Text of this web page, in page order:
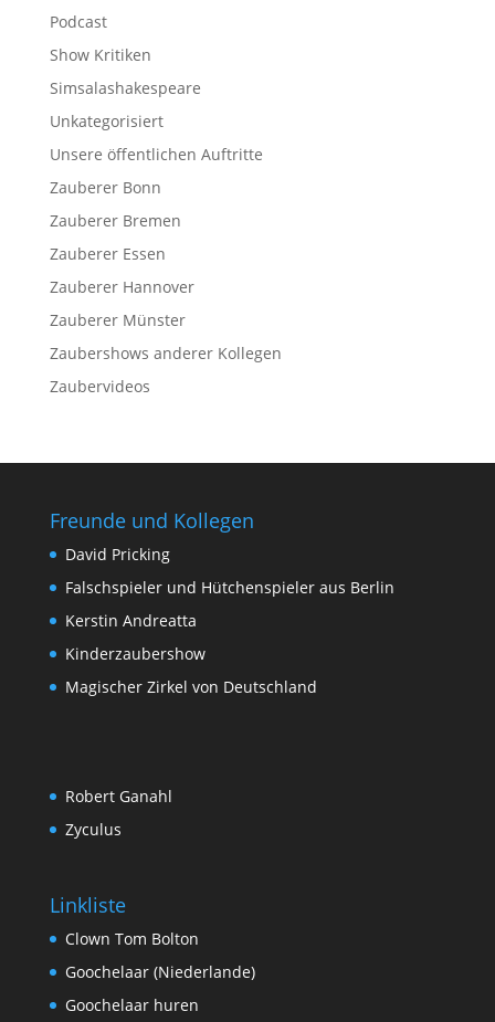
Podcast
Show Kritiken
Simsalashakespeare
Unkategorisiert
Unsere öffentlichen Auftritte
Zauberer Bonn
Zauberer Bremen
Zauberer Essen
Zauberer Hannover
Zauberer Münster
Zaubershows anderer Kollegen
Zaubervideos
Freunde und Kollegen
David Pricking
Falschspieler und Hütchenspieler aus Berlin
Kerstin Andreatta
Kinderzaubershow
Magischer Zirkel von Deutschland
Robert Ganahl
Zyculus
Linkliste
Clown Tom Bolton
Goochelaar (Niederlande)
Goochelaar huren